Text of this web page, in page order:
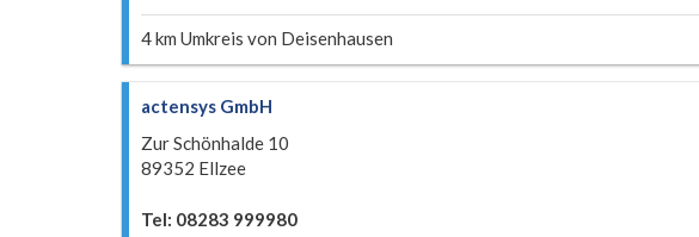
4 km Umkreis von Deisenhausen
actensys GmbH
Zur Schönhalde 10
89352 Ellzee
Tel: 08283 999980